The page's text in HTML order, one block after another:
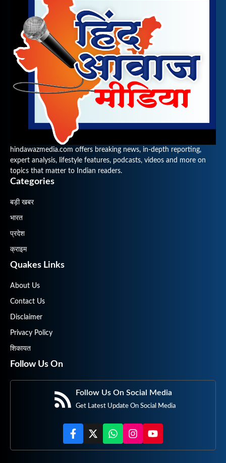
hindawazmedia.com offers breaking news, in-depth reporting,
expert analysis, lifestyle features, podcasts, videos and more on
topics that matter to Indian readers.
Categories
बड़ी खबर
भारत
प्रदेश
क्राइम
Quakes Links
About Us
Contact Us
Disclaimer
Privacy Policy
शिकायत
Follow Us On
Follow Us On Social Media
Get Latest Update On Social Media